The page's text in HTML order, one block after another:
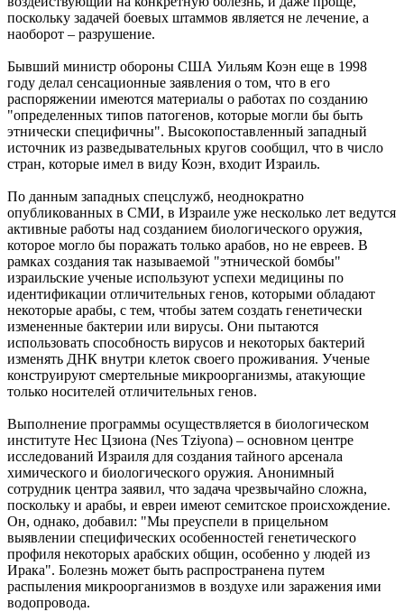
поскольку задачей боевых штаммов является не лечение, а
наоборот – разрушение.
Бывший министр обороны США Уильям Коэн еще в 1998
году делал сенсационные заявления о том, что в его
распоряжении имеются материалы о работах по созданию
"определенных типов патогенов, которые могли бы быть
этнически специфичны". Высокопоставленный западный
источник из разведывательных кругов сообщил, что в число
стран, которые имел в виду Коэн, входит Израиль.
По данным западных спецслужб, неоднократно
опубликованных в СМИ, в Израиле уже несколько лет ведутся
активные работы над созданием биологического оружия,
которое могло бы поражать только арабов, но не евреев. В
рамках создания так называемой "этнической бомбы"
израильские ученые используют успехи медицины по
идентификации отличительных генов, которыми обладают
некоторые арабы, с тем, чтобы затем создать генетически
измененные бактерии или вирусы. Они пытаются
использовать способность вирусов и некоторых бактерий
изменять ДНК внутри клеток своего проживания. Ученые
конструируют смертельные микроорганизмы, атакующие
только носителей отличительных генов.
Выполнение программы осуществляется в биологическом
институте Нес Цзиона (Nes Tziyona) – основном центре
исследований Израиля для создания тайного арсенала
химического и биологического оружия. Анонимный
сотрудник центра заявил, что задача чрезвычайно сложна,
поскольку и арабы, и евреи имеют семитское происхождение.
Он, однако, добавил: "Мы преуспели в прицельном
выявлении специфических особенностей генетического
профиля некоторых арабских общин, особенно у людей из
Ирака". Болезнь может быть распространена путем
распыления микроорганизмов в воздухе или заражения ими
водопровода.